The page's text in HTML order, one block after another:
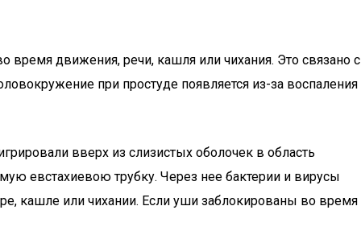
движения, речи, кашля или чихания. Это связано с
при простуде появляется из-за воспаления
вверх из слизистых оболочек в область
евстахиевою трубку. Через нее бактерии и вирусы
кашле или чихании. Если уши заблокированы во время